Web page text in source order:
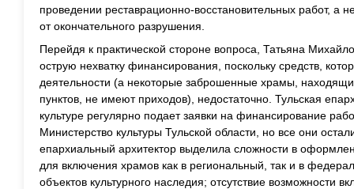
проведении реставрационно-восстановительных работ, а
от окончательного разрушения.
Перейдя к практической стороне вопроса, Татьяна
острую нехватку финансирования, поскольку средств,
деятельности (а некоторые заброшенные храмы,
пунктов, не имеют приходов), недостаточно. Тульская
культуре регулярно подает заявки на финансирование
Министерство культуры Тульской области, но все они
епархиальный архитектор выделила сложности в
для включения храмов как в региональный, так и в
объектов культурного наследия; отсутствие возможности